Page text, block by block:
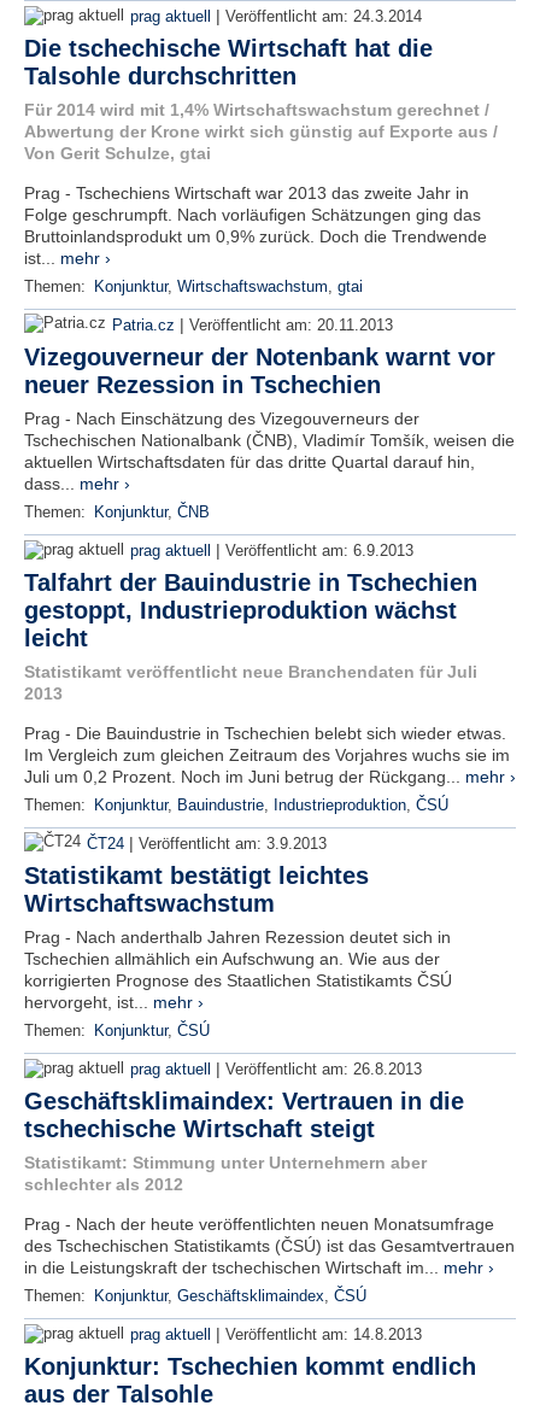
prag aktuell | Veröffentlicht am: 24.3.2014
Die tschechische Wirtschaft hat die
Talsohle durchschritten
Für 2014 wird mit 1,4% Wirtschaftswachstum gerechnet /
Abwertung der Krone wirkt sich günstig auf Exporte aus /
Von Gerit Schulze, gtai
Prag - Tschechiens Wirtschaft war 2013 das zweite Jahr in
Folge geschrumpft. Nach vorläufigen Schätzungen ging das
Bruttoinlandsprodukt um 0,9% zurück. Doch die Trendwende
ist... mehr ›
Themen: Konjunktur, Wirtschaftswachstum, gtai
Patria.cz | Veröffentlicht am: 20.11.2013
Vizegouverneur der Notenbank warnt vor
neuer Rezession in Tschechien
Prag - Nach Einschätzung des Vizegouverneurs der
Tschechischen Nationalbank (ČNB), Vladimír Tomšík, weisen die
aktuellen Wirtschaftsdaten für das dritte Quartal darauf hin,
dass... mehr ›
Themen: Konjunktur, ČNB
prag aktuell | Veröffentlicht am: 6.9.2013
Talfahrt der Bauindustrie in Tschechien
gestoppt, Industrieproduktion wächst
leicht
Statistikamt veröffentlicht neue Branchendaten für Juli
2013
Prag - Die Bauindustrie in Tschechien belebt sich wieder etwas.
Im Vergleich zum gleichen Zeitraum des Vorjahres wuchs sie im
Juli um 0,2 Prozent. Noch im Juni betrug der Rückgang... mehr ›
Themen: Konjunktur, Bauindustrie, Industrieproduktion, ČSÚ
ČT24 | Veröffentlicht am: 3.9.2013
Statistikamt bestätigt leichtes
Wirtschaftswachstum
Prag - Nach anderthalb Jahren Rezession deutet sich in
Tschechien allmählich ein Aufschwung an. Wie aus der
korrigierten Prognose des Staatlichen Statistikamts ČSÚ
hervorgeht, ist... mehr ›
Themen: Konjunktur, ČSÚ
prag aktuell | Veröffentlicht am: 26.8.2013
Geschäftsklimaindex: Vertrauen in die
tschechische Wirtschaft steigt
Statistikamt: Stimmung unter Unternehmern aber
schlechter als 2012
Prag - Nach der heute veröffentlichten neuen Monatsumfrage
des Tschechischen Statistikamts (ČSÚ) ist das Gesamtvertrauen
in die Leistungskraft der tschechischen Wirtschaft im... mehr ›
Themen: Konjunktur, Geschäftsklimaindex, ČSÚ
prag aktuell | Veröffentlicht am: 14.8.2013
Konjunktur: Tschechien kommt endlich
aus der Talsohle